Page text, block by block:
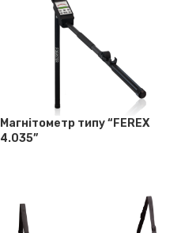
Магнітометр типу “FEREX
4.035”